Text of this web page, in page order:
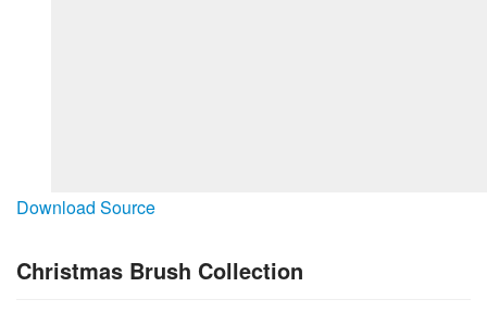
Download Source
Christmas Brush Collection